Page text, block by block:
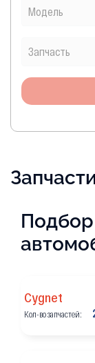
Cygnet
Кол-во запчастей: